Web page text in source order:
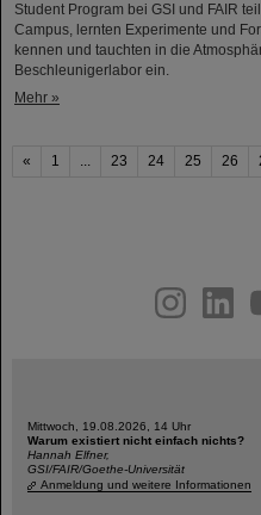
Student Program bei GSI und FAIR
Campus, lernten Experimente und
kennen und tauchten in die
Beschleunigerlabor ein.
Mehr »
« 1 ... 23 24 25 26
youtubehelmholtz.social
Mittwoch, 19.08.2026, 14 Uhr
Warum existiert nicht einfach nichts?
Hannah Elfner,
GSI/FAIR/Goethe-Universität
Anmeldung und weitere Informationen